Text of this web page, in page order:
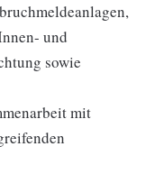
und
sowie
mit